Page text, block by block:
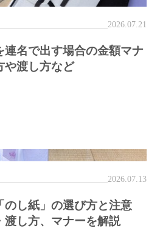
2026.07.21
連名で出す場合の金額マナ
や渡し方など
2026.07.13
のし紙」の選び方と注意
渡し方、マナーを解説